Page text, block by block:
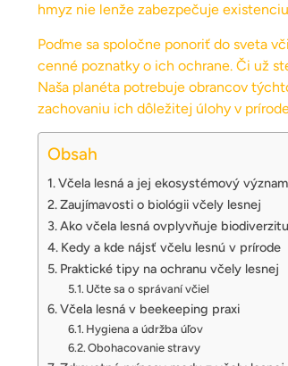
hmyz nie lenže zabezpečuje
Poďme sa spoločne ponoriť do sveta
cenné poznatky o ich ochrane. Či už
Naša planéta potrebuje obrancov
zachovaniu ich dôležitej úlohy v
Obsah
Včela lesná a jej ekosystémový význam
Zaujímavosti o biológii včely lesnej
Ako včela lesná ovplyvňuje biodiverzitu
Kedy a kde nájsť včelu lesnú v prírode
Praktické tipy na ochranu včely lesnej
Učte sa o správaní včiel
Včela lesná v beekeeping praxi
Hygiena a údržba úľov
Obohacovanie stravy